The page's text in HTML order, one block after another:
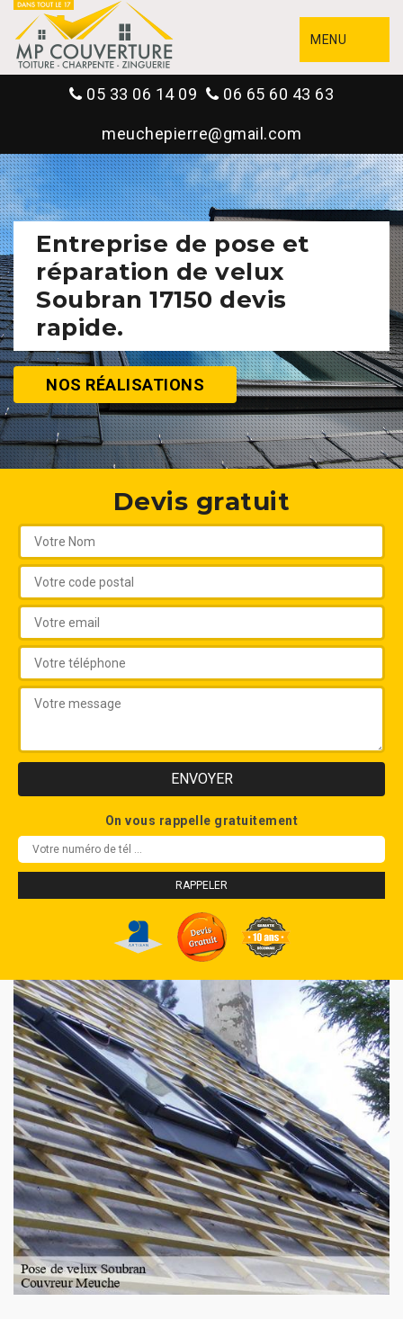
MENU
05 33 06 14 09 06 65 60 43 63
meuchepierre@gmail.com
Entreprise de pose et
réparation de velux
Soubran 17150 devis
rapide.
NOS RÉALISATIONS
Devis gratuit
On vous rappelle gratuitement